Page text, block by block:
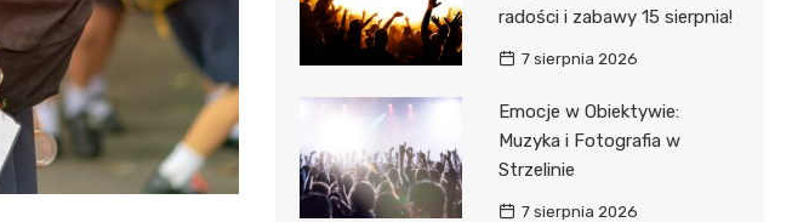
radości i zabawy 15 sierpnia!
7 sierpnia 2026
Emocje w Obiektywie:
Muzyka i Fotografia w
Strzelinie
7 sierpnia 2026